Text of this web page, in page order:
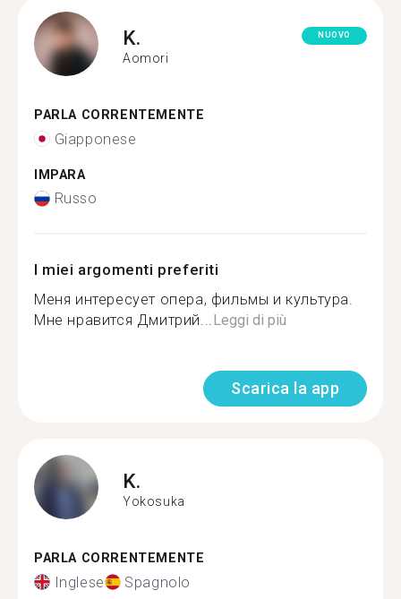
K.
Aomori
NUOVO
PARLA CORRENTEMENTE
Giapponese
IMPARA
Russo
I miei argomenti preferiti
Меня интересует опера, фильмы и культура.
Мне нравится Дмитрий...Leggi di più
Scarica la app
K.
Yokosuka
PARLA CORRENTEMENTE
Inglese Spagnolo